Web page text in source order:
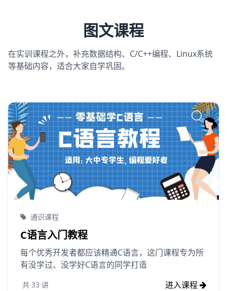
图文课程
在实训课程之外，补充数据结构、C/C++编程、Linux系统
等基础内容，适合大家自学巩固。
通识课程
C语言入门教程
每个优秀开发者都应该精通C语言，这门课程专为所
有没学过、没学好C语言的同学打造
共 33 讲 进入课程